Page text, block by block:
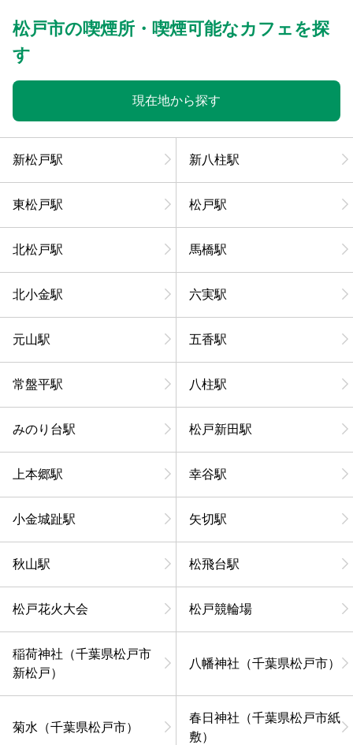
松戸市の喫煙所・喫煙可能なカフェを探
す
現在地から探す
新松戸駅 新八柱駅
東松戸駅 松戸駅
北松戸駅 馬橋駅
北小金駅 六実駅
元山駅 五香駅
常盤平駅 八柱駅
みのり台駅 松戸新田駅
上本郷駅 幸谷駅
小金城趾駅 矢切駅
秋山駅 松飛台駅
松戸花火大会 松戸競輪場
稲荷神社（千葉県松戸市
新松戸）
八幡神社（千葉県松戸市）
菊水（千葉県松戸市）
春日神社（千葉県松戸市紙
敷）